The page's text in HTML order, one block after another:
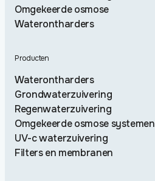
Omgekeerde osmose
Waterontharders
Producten
Waterontharders
Grondwaterzuivering
Regenwaterzuivering
Omgekeerde osmose systemen
UV-c waterzuivering
Filters en membranen